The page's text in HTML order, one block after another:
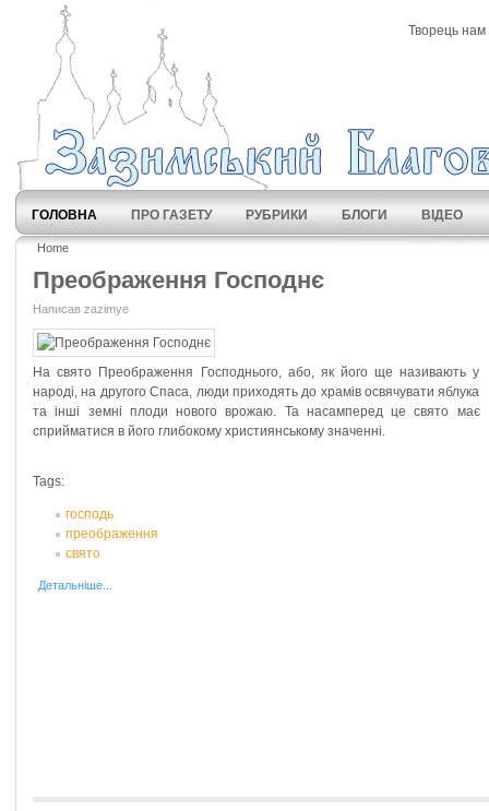
Творець нам
ГОЛОВНА ПРО ГАЗЕТУ РУБРИКИ БЛОГИ ВІДЕО
Home
Преображення Господнє
Написав zazimye
На свято Преображення Господнього, або, як його ще називають у
народі, на другого Спаса, люди приходять до храмів освячувати яблука
та інші земні плоди нового врожаю. Та насамперед це свято має
сприйматися в його глибокому християнському значенні.
Tags:
господь
преображення
свято
Детальніше...